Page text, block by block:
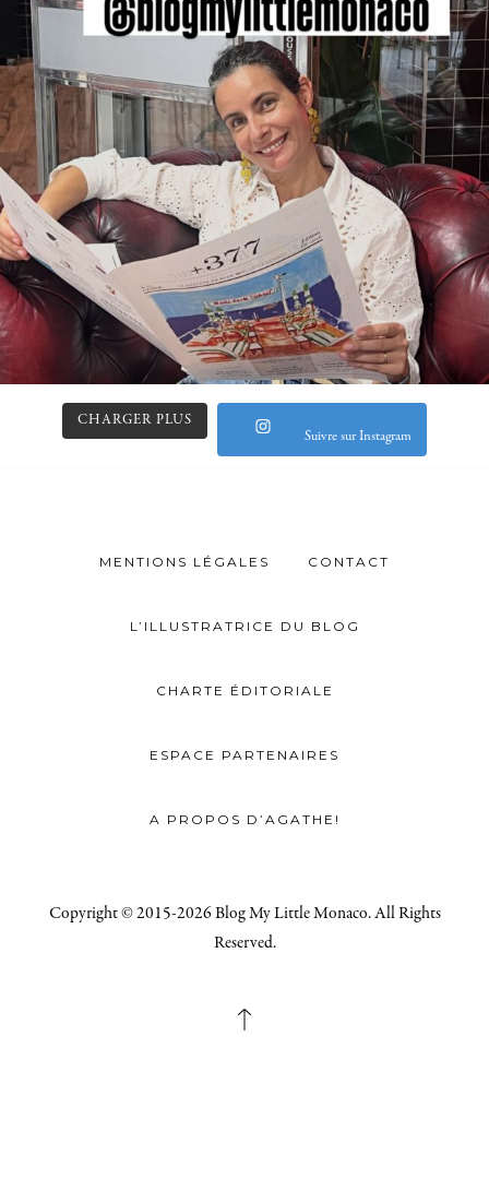
CHARGER PLUS
Suivre sur Instagram
MENTIONS LÉGALES CONTACT
L’ILLUSTRATRICE DU BLOG
CHARTE ÉDITORIALE
ESPACE PARTENAIRES
A PROPOS D’AGATHE!
Copyright © 2015-2026 Blog My Little Monaco. All Rights
Reserved.